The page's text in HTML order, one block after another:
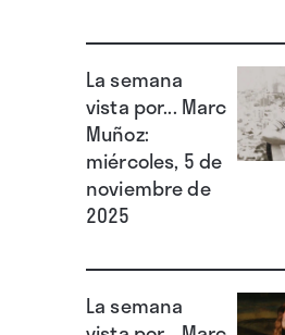
La semana
vista por... Marc
Muñoz:
miércoles, 5 de
noviembre de
2025
La semana